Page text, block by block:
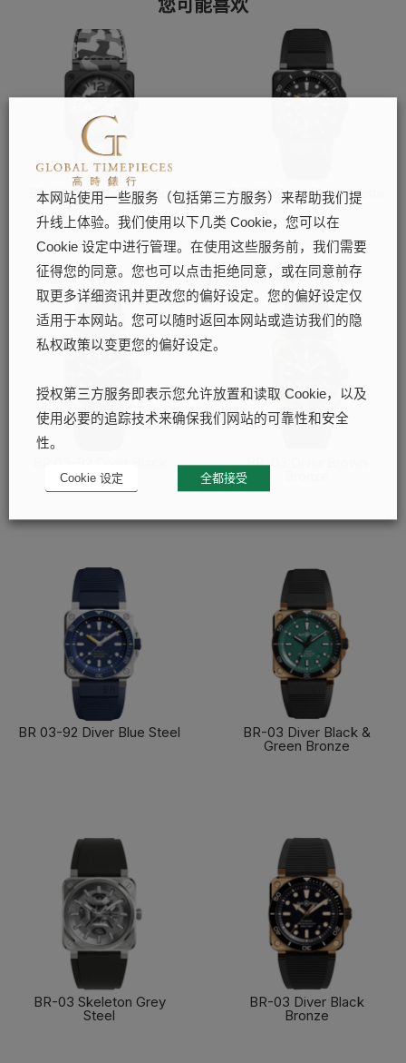
您可能喜欢
BR 03-92 White Camo
了解更多
BR-03 Diver Black Matte
了解更多
Steel
BR-03 Diver Brown
BR 03-92 Diver Blue Steel
BR-03 Diver Black &
Green Bronze
BR-03 Skeleton Grey
Steel
BR-03 Diver Black
Bronze
本网站使用一些服务（包括第三方服务）来帮助我们提
升线上体验。我们使用以下几类 Cookie，您可以在
Cookie 设定中进行管理。在使用这些服务前，我们需要
征得您的同意。您也可以点击拒绝同意，或在同意前存
取更多详细资讯并更改您的偏好设定。您的偏好设定仅
适用于本网站。您可以随时返回本网站或造访我们的隐
私权政策以变更您的偏好设定。
授权第三方服务即表示您允许放置和读取 Cookie，以及
使用必要的追踪技术来确保我们网站的可靠性和安全
性。
Cookie 设定 全都接受